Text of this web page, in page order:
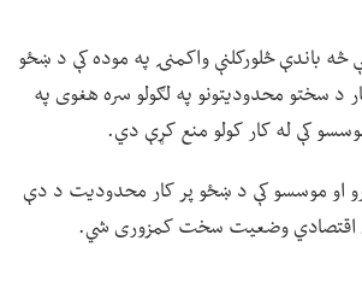
څه باندې څلورکلنې واکمنۍ په موده کې د ښځو
د سختو محدودیتونو په لګولو سره هغوی په
موسسو کې له کار کولو منع کړې دي.
او موسسو کې د ښځو پر کار محدودیت د دې
اقتصادي وضعیت سخت کمزوری شي.